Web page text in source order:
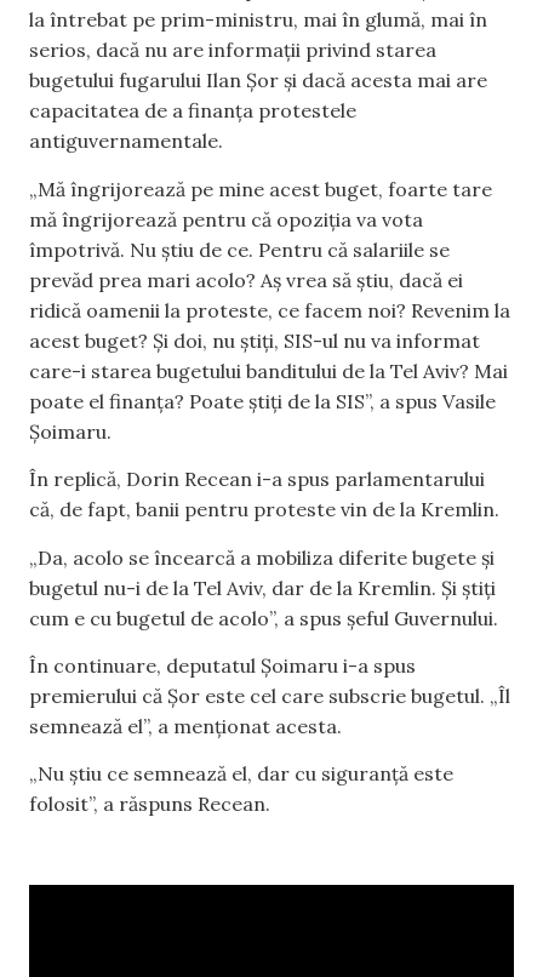
la întrebat pe prim-ministru, mai în glumă, mai în
serios, dacă nu are informații privind starea
bugetului fugarului Ilan Șor și dacă acesta mai are
capacitatea de a finanța protestele
antiguvernamentale.
„Mă îngrijorează pe mine acest buget, foarte tare
mă îngrijorează pentru că opoziția va vota
împotrivă. Nu știu de ce. Pentru că salariile se
prevăd prea mari acolo? Aș vrea să știu, dacă ei
ridică oamenii la proteste, ce facem noi? Revenim la
acest buget? Și doi, nu știți, SIS-ul nu va informat
care-i starea bugetului banditului de la Tel Aviv? Mai
poate el finanța? Poate știți de la SIS”, a spus Vasile
Șoimaru.
În replică, Dorin Recean i-a spus parlamentarului
că, de fapt, banii pentru proteste vin de la Kremlin.
„Da, acolo se încearcă a mobiliza diferite bugete și
bugetul nu-i de la Tel Aviv, dar de la Kremlin. Și știți
cum e cu bugetul de acolo”, a spus șeful Guvernului.
În continuare, deputatul Șoimaru i-a spus
premierului că Șor este cel care subscrie bugetul. „Îl
semnează el”, a menționat acesta.
„Nu știu ce semnează el, dar cu siguranță este
folosit”, a răspuns Recean.